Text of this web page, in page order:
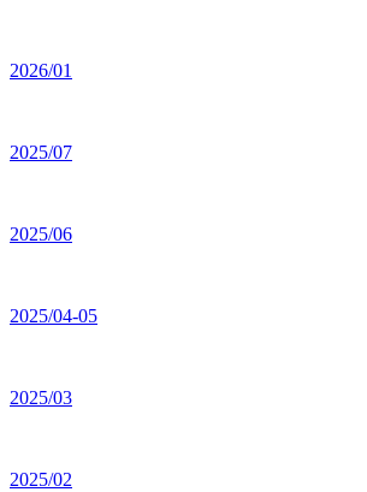
2026/01
2025/07
2025/06
2025/04-05
2025/03
2025/02